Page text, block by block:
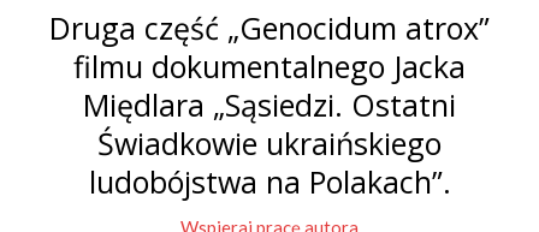
Druga część „Genocidum atrox”
filmu dokumentalnego Jacka
Międlara „Sąsiedzi. Ostatni
Świadkowie ukraińskiego
ludobójstwa na Polakach”.
Wspieraj pracę autora